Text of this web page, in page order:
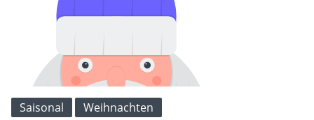
Saisonal Weihnachten